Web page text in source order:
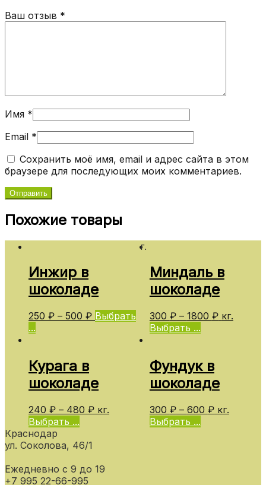
Ваш отзыв *
Имя *
Email *
Сохранить моё имя, email и адрес сайта в этом
браузере для последующих моих комментариев.
Похожие товары
Инжир в
шоколаде
250 ₽ – 500 ₽ Выбрать
...
Миндаль в
шоколаде
300 ₽– 1800 ₽ кг.
Выбрать ...
Курага в
шоколаде
240 ₽ – 480 ₽ кг.
Выбрать ...
Фундук в
шоколаде
300 ₽– 600 ₽ кг.
Выбрать ...
г.
Краснодар
ул. Соколова, 46/1
Ежедневно с 9 до 19
+7 995 22-66-995